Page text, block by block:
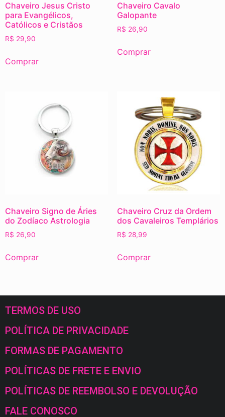
Chaveiro Jesus Cristo
para Evangélicos,
Católicos e Cristãos
R$ 29,90
Comprar
Chaveiro Cavalo
Galopante
R$ 26,90
Comprar
Chaveiro Signo de Áries
do Zodíaco Astrologia
R$ 26,90
Comprar
Chaveiro Cruz da Ordem
dos Cavaleiros Templários
R$ 28,99
Comprar
TERMOS DE USO
POLÍTICA DE PRIVACIDADE
FORMAS DE PAGAMENTO
POLÍTICAS DE FRETE E ENVIO
POLÍTICAS DE REEMBOLSO E DEVOLUÇÃO
FALE CONOSCO